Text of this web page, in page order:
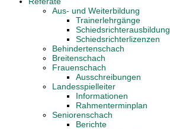
Aus- und Weiterbildung
Trainerlehrgänge
Schiedsrichterausbildung
Schiedsrichterlizenzen
Behindertenschach
Breitenschach
Frauenschach
Ausschreibungen
Landesspielleiter
Informationen
Rahmenterminplan
Seniorenschach
Berichte